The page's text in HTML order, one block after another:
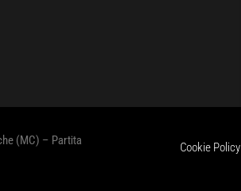
(MC) – Partita
Cookie Policy